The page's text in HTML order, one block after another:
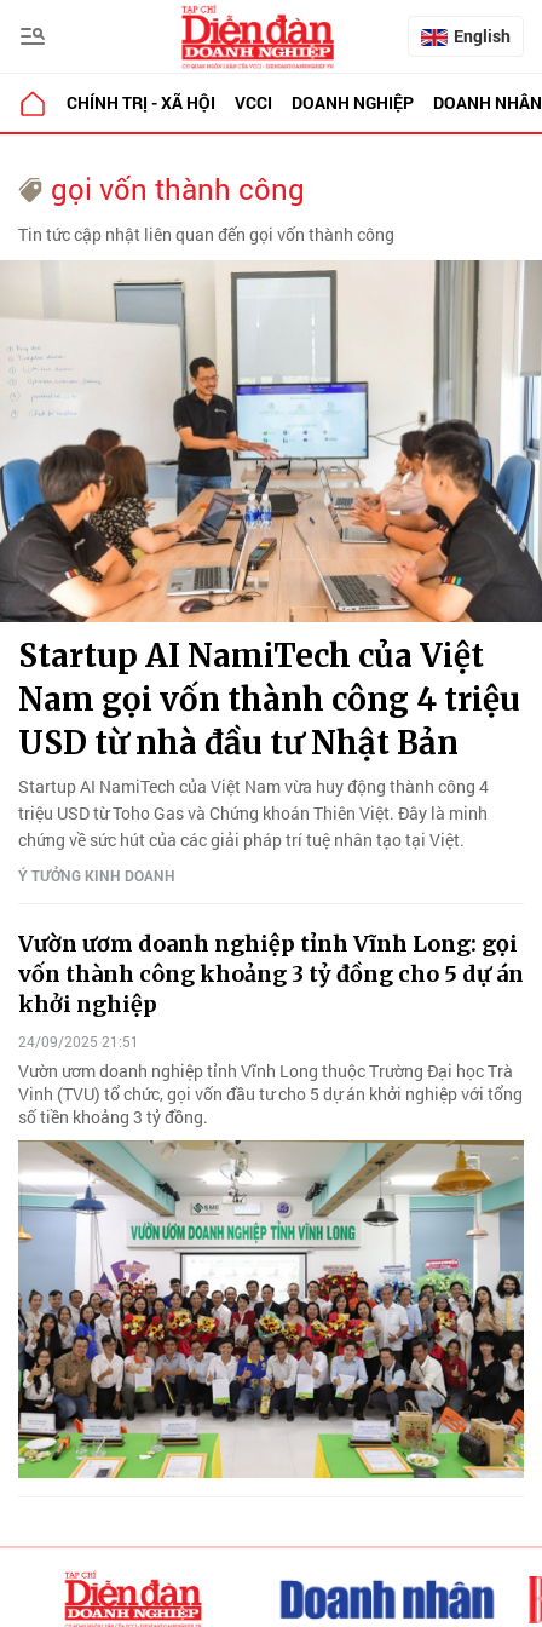
English
CHÍNH TRỊ - XÃ HỘI VCCI DOANH NGHIỆP DOANH NHÂN
gọi vốn thành công
Tin tức cập nhật liên quan đến gọi vốn thành công
Startup AI NamiTech của Việt
Nam gọi vốn thành công 4 triệu
USD từ nhà đầu tư Nhật Bản
Startup AI NamiTech của Việt Nam vừa huy động thành công 4
triệu USD từ Toho Gas và Chứng khoán Thiên Việt. Đây là minh
chứng về sức hút của các giải pháp trí tuệ nhân tạo tại Việt.
Ý TƯỞNG KINH DOANH
Vườn ươm doanh nghiệp tỉnh Vĩnh Long: gọi
vốn thành công khoảng 3 tỷ đồng cho 5 dự án
khởi nghiệp
24/09/2025 21:51
Vườn ươm doanh nghiệp tỉnh Vĩnh Long thuộc Trường Đại học Trà
Vinh (TVU) tổ chức, gọi vốn đầu tư cho 5 dự án khởi nghiệp với tổng
số tiền khoảng 3 tỷ đồng.